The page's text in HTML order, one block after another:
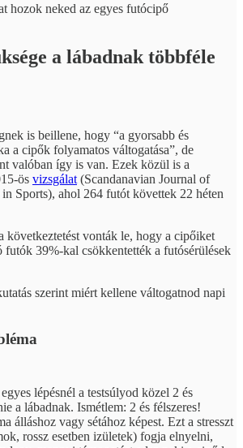
hozok neked az egyes futócipő
a lábadnak többféle
is beillene, hogy “a gyorsabb és
a cipők folyamatos váltogatása”, de
valóban így is van. Ezek közül is a
ös vizsgálat (Scandanavian Journal of
Sports), ahol 264 futót követtek 22 héten
következtetést vonták le, hogy a cipőiket
futók 39%-kal csökkentették a futósérülések
szerint miért kellene váltogatnod napi
lépésnél a testsúlyod közel 2 és
a lábadnak. Ismétlem: 2 és félszeres!
álláshoz vagy sétához képest. Ezt a stresszt
rossz esetben izületek) fogja elnyelni,